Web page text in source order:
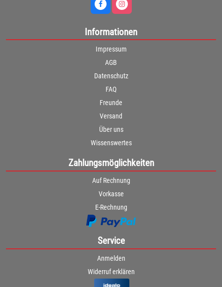
Informationen
Impressum
AGB
Datenschutz
FAQ
Freunde
Versand
Über uns
Wissenswertes
Zahlungsmöglichkeiten
Auf Rechnung
Vorkasse
E-Rechnung
Service
Anmelden
Widerruf erklären